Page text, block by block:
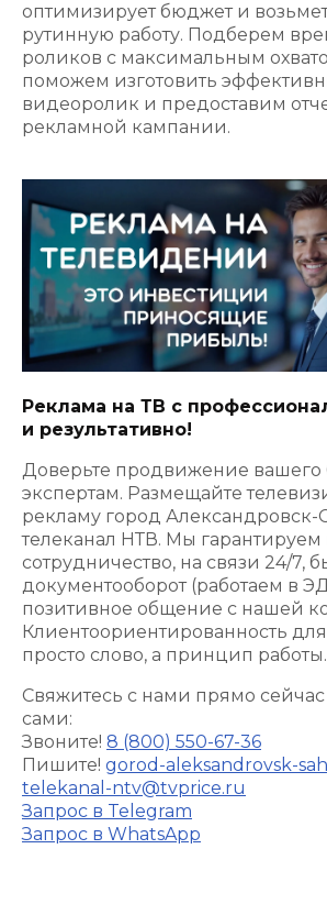
оптимизирует бюджет и
рутинную работу. Подберем
роликов с максимальным
поможем изготовить
видеоролик и предоставим
рекламной кампании.
Реклама на ТВ с
и результативно!
Доверьте продвижение вашего
экспертам. Размещайте
рекламу город Александровск-
телеканал НТВ. Мы гарантируем
сотрудничество, на связи 24/7,
документооборот (работаем в
позитивное общение с нашей
Клиентоориентированность
просто слово, а принцип работы.
Свяжитесь с нами прямо
сами:
Звоните! 8 (800) 550-67-36
Пишите! gorod-aleksandrovsk-
telekanal-ntv@tvprice.ru
Запрос в Telegram
Запрос в WhatsApp